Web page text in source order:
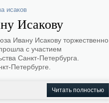
исаков
Исакову
Ивану Исакову торжественно
с участием
Санкт-Петербурга.
Петербурге.
Читать полностью